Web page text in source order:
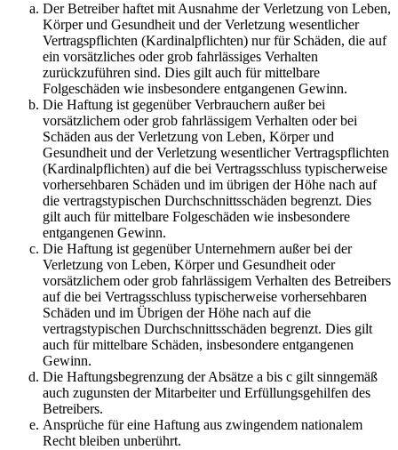
Der Betreiber haftet mit Ausnahme der Verletzung von Leben,
Körper und Gesundheit und der Verletzung wesentlicher
Vertragspflichten (Kardinalpflichten) nur für Schäden, die auf
ein vorsätzliches oder grob fahrlässiges Verhalten
zurückzuführen sind. Dies gilt auch für mittelbare
Folgeschäden wie insbesondere entgangenen Gewinn.
Die Haftung ist gegenüber Verbrauchern außer bei
vorsätzlichem oder grob fahrlässigem Verhalten oder bei
Schäden aus der Verletzung von Leben, Körper und
Gesundheit und der Verletzung wesentlicher Vertragspflichten
(Kardinalpflichten) auf die bei Vertragsschluss typischerweise
vorhersehbaren Schäden und im übrigen der Höhe nach auf
die vertragstypischen Durchschnittsschäden begrenzt. Dies
gilt auch für mittelbare Folgeschäden wie insbesondere
entgangenen Gewinn.
Die Haftung ist gegenüber Unternehmern außer bei der
Verletzung von Leben, Körper und Gesundheit oder
vorsätzlichem oder grob fahrlässigem Verhalten des Betreibers
auf die bei Vertragsschluss typischerweise vorhersehbaren
Schäden und im Übrigen der Höhe nach auf die
vertragstypischen Durchschnittsschäden begrenzt. Dies gilt
auch für mittelbare Schäden, insbesondere entgangenen
Gewinn.
Die Haftungsbegrenzung der Absätze a bis c gilt sinngemäß
auch zugunsten der Mitarbeiter und Erfüllungsgehilfen des
Betreibers.
Ansprüche für eine Haftung aus zwingendem nationalem
Recht bleiben unberührt.